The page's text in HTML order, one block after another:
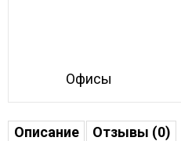
Офисы
Описание
Отзывы (0)